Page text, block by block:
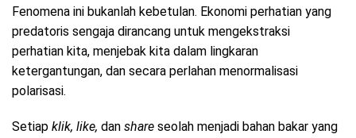
Fenomena ini bukanlah kebetulan. Ekonomi perhatian yang
predatoris sengaja dirancang untuk mengekstraksi
perhatian kita, menjebak kita dalam lingkaran
ketergantungan, dan secara perlahan menormalisasi
polarisasi.
Setiap klik, like, dan share seolah menjadi bahan bakar yang